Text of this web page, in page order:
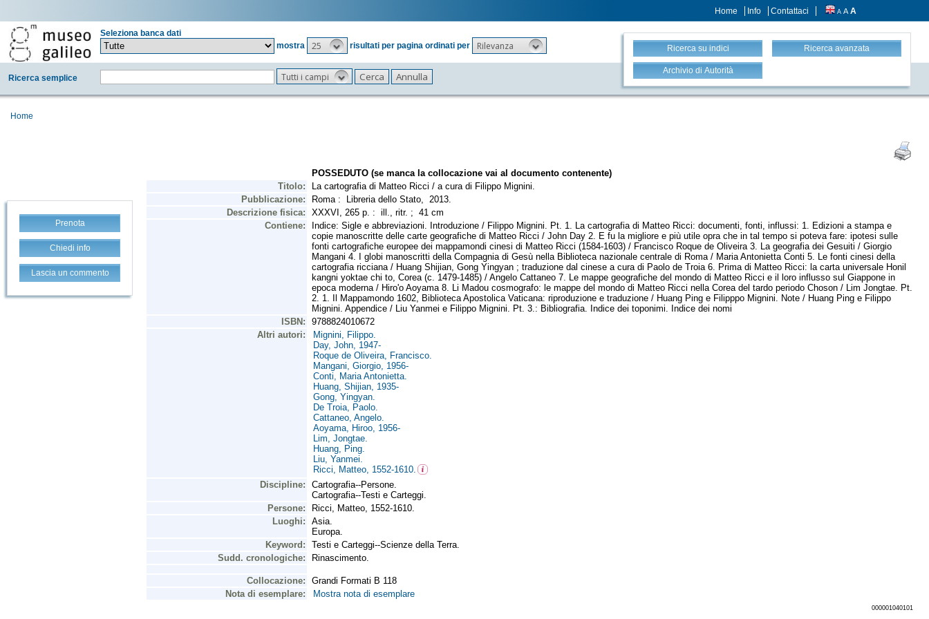
Home Info Contattaci A A A
Seleziona banca dati
mostra
25 risultati per pagina ordinati per Rilevanza
Ricerca semplice Tutti i campi
Ricerca su indici Ricerca avanzata
Archivio di Autorità
Home
Prenota
Chiedi info
Lascia un commento